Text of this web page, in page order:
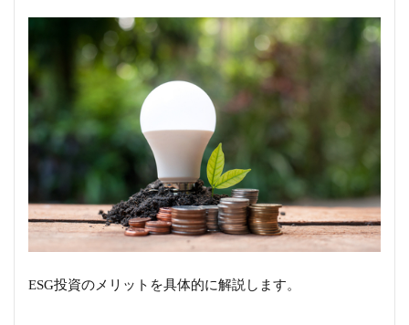
ESG投資のメリットを具体的に解説します。